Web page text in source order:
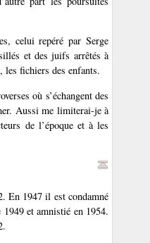
celui repéré par Serge
et des juifs arrêtés à
fichiers des enfants.
où s’échangent des
Aussi me limiterai-je à
de l’époque et à les
En 1947 il est condamné
et amnistié en 1954.